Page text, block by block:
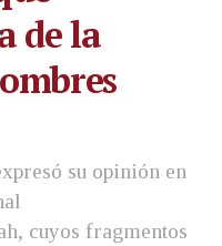
de la
su opinión en
cuyos fragmentos